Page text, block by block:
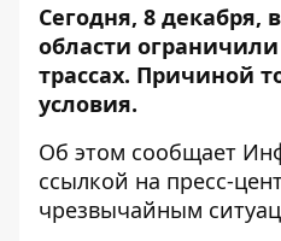
Сегодня, 8 декабря,
области
трассах. Причиной
условия.
Об этом сообщает
ссылкой на пресс-
чрезвычайным